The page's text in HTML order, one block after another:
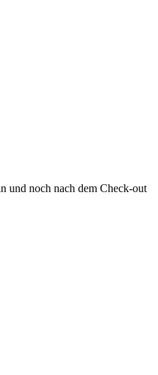
und noch nach dem Check-out